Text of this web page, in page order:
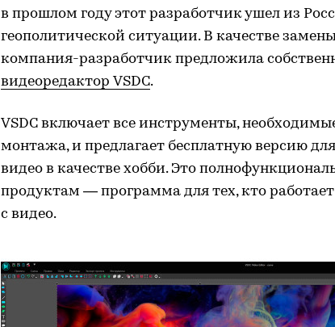
в прошлом году этот разработчик ушел из
геополитической ситуации. В качестве
компания-разработчик предложила
видеоредактор VSDC.
VSDC включает все инструменты,
монтажа, и предлагает бесплатную версию
видео в качестве хобби. Это
продуктам — программа для тех, кто
с видео.